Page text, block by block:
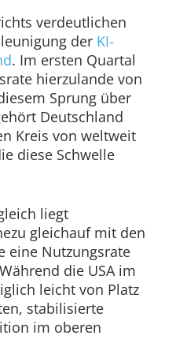
verdeutlichen
der KI-
. Im ersten Quartal
hierzulande von
Sprung über
Deutschland
Kreis von weltweit
diese Schwelle
liegt
gleichauf mit den
eine Nutzungsrate
die USA im
leicht von Platz
stabilisierte
im oberen